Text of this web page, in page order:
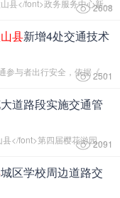
5月25日<font color="#f00">微山县</font>政务服务中心新址...
2608
县新增4处交通技术
为维护道路交通秩序，保障交通参与者出行安全，依据《中华人...
2501
道路段实施交通管
为加强<font color="#f00">微山县</font>第四届樱花游园会期...
2091
城区学校周边道路交